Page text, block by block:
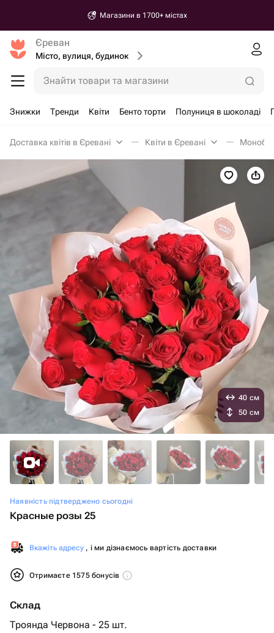
Магазини в 1700+ містах
Єреван
Місто, вулиця, будинок
Знайти товари та магазини
Знижки Тренди Квіти Бенто торти Полуниця в шоколаді
Доставка квітів в Єревані Квіти в Єревані
Наявність підтверджено сьогодні
Красные розы 25
Вкажіть адресу , і ми дізнаємось вартість доставки
Отримаєте 1575 бонусів
Склад
Троянда Червона - 25 шт.
40 см
50 см